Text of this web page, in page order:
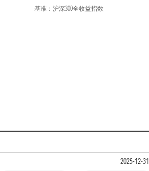
基准：沪深300全收益指数
2025-12-31